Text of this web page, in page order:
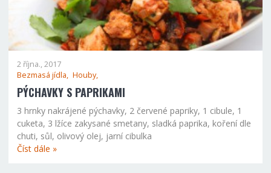
2 října., 2017
Bezmasá jídla, Houby,
PÝCHAVKY S PAPRIKAMI
3 hrnky nakrájené pýchavky, 2 červené papriky, 1 cibule, 1
cuketa, 3 lžíce zakysané smetany, sladká paprika, koření dle
chuti, sůl, olivový olej, jarní cibulka
Číst dále »